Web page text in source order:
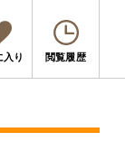
入り 閲覧履歴